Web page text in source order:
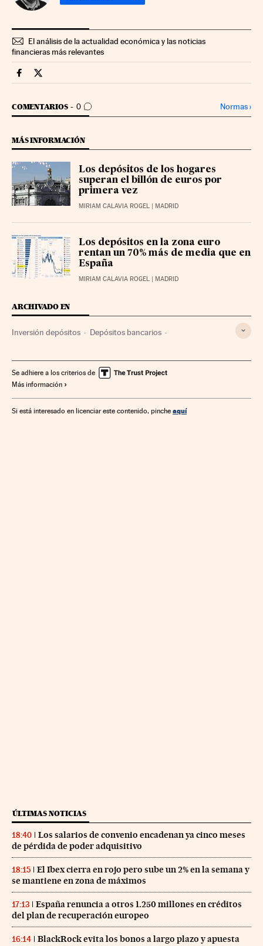
El análisis de la actualidad económica y las noticias
financieras más relevantes
Mercados Financieros Cinco Días en Facebook
Mercados Financieros Cinco Días en Twitter
COMENTARIOS 0
IR A LOS COMENTARIOS Normas›
MÁS INFORMACIÓN
Los depósitos de los hogares
superan el billón de euros por
primera vez
MIRIAM CALAVIA ROGEL | MADRID
Los depósitos en la zona euro
rentan un 70% más de media que en
España
MIRIAM CALAVIA ROGEL | MADRID
ARCHIVADO EN
Inversión depósitos Depósitos bancarios
Servicios bancarios Banca Economía Finanzas
Se adhiere a los criterios de
Más información
Si está interesado en licenciar este contenido, pinche aquí
ÚLTIMAS NOTICIAS
18:40
Los salarios de convenio encadenan ya cinco meses
de pérdida de poder adquisitivo
18:15
El Ibex cierra en rojo pero sube un 2% en la semana y
se mantiene en zona de máximos
17:13
España renuncia a otros 1.250 millones en créditos
del plan de recuperación europeo
16:14
BlackRock evita los bonos a largo plazo y apuesta